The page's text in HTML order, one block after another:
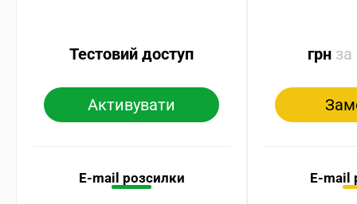
Тестовий доступ
Активувати
E-mail розсилки
грн за
E-mail